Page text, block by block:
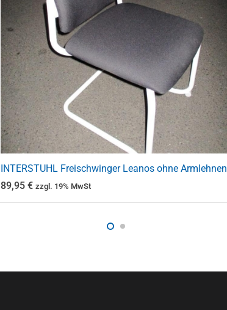
INTERSTUHL Freischwinger Leanos ohne Armlehnen
89,95€ zzgl. 19% MwSt